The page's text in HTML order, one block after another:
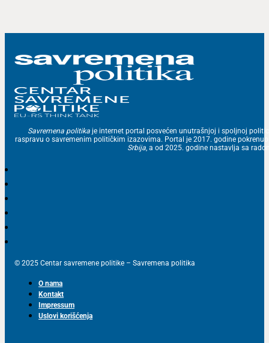
Savremena politika je internet portal posvećen unutrašnjoj i spoljnoj
raspravu o savremenim političkim izazovima. Portal je 2017. godine
Srbija, a od 2025. godine nastavlja sa
© 2025 Centar savremene politike – Savremena politika
O nama
Kontakt
Impressum
Uslovi korišćenja